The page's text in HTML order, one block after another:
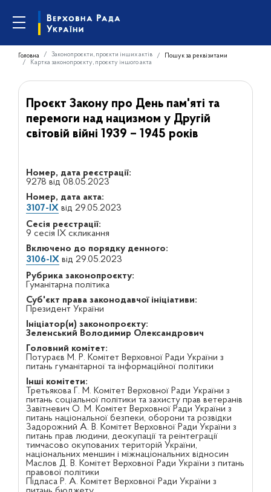
Головна Законопроєкти, проєкти інших актів
Пошук за реквізитами
Картка законопроєкту, проєкту іншого акта
Проєкт Закону про День пам'яті та
перемоги над нацизмом у Другій
світовій війні 1939 – 1945 років
Номер, дата реєстрації:
9278 від 08.05.2023
Номер, дата акта:
3107-IXвід 29.05.2023
Сесія реєстрації:
9 сесія IX скликання
Включено до порядку денного:
3106-IXвід 29.05.2023
Рубрика законопроєкту:
Гуманітарна політика
Суб'єкт права законодавчої ініціативи:
Президент України
Ініціатор(и) законопроєкту:
Зеленський Володимир Олександрович
Головний комітет:
Потураєв М. Р. Комітет Верховної Ради України з
питань гуманітарної та інформаційної політики
Інші комітети:
Третьякова Г. М. Комітет Верховної Ради України з
питань соціальної політики та захисту прав ветеранів
Завітневич О. М. Комітет Верховної Ради України з
питань національної безпеки, оборони та розвідки
Задорожний А. В. Комітет Верховної Ради України з
питань прав людини, деокупації та реінтеграції
тимчасово окупованих територій України,
національних меншин і міжнаціональних відносин
Маслов Д. В. Комітет Верховної Ради України з питань
правової політики
Підласа Р. А. Комітет Верховної Ради України з